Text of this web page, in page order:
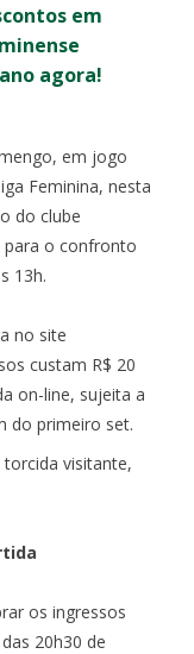
em
agora!
em jogo
Feminina, nesta
do clube
para o confronto
13h.
no site
custam R$ 20
on-line, sujeita a
do primeiro set.
visitante,
os ingressos
20h30 de